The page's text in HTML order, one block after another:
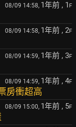
08/09 14:58, 1年前 , 1 F
08/09 14:58, 1年前 , 2F
08/09 14:59, 1年前 , 3F
08/09 14:59, 1年前 , 4F
房衝超高
08/09 15:00, 1年前 , 5F